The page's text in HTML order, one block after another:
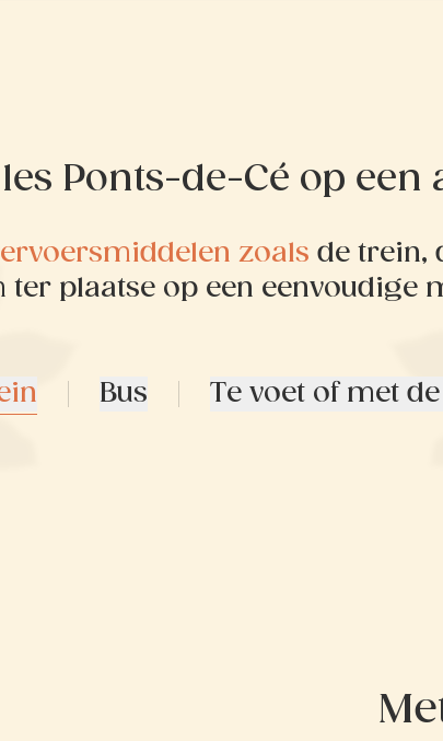
Ponts-de-Cé op
zoals de trein,
plaatse op een eenvoudige
Bus Te voet of met